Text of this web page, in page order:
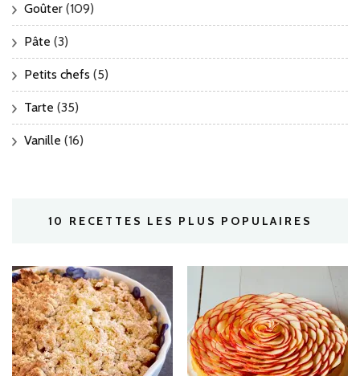
Goûter (109)
Pâte (3)
Petits chefs (5)
Tarte (35)
Vanille (16)
10 RECETTES LES PLUS POPULAIRES